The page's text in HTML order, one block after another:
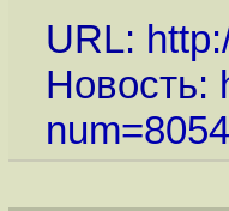
URL:
Новость:
num=8054